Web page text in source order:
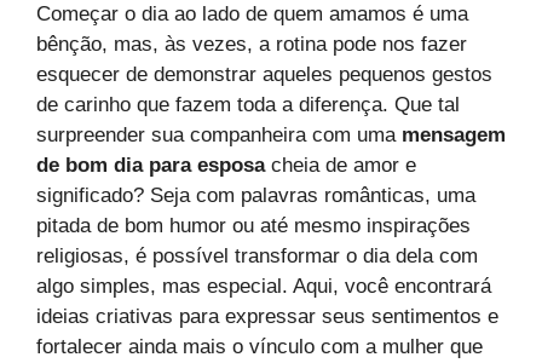
Começar o dia ao lado de quem amamos é uma
bênção, mas, às vezes, a rotina pode nos fazer
esquecer de demonstrar aqueles pequenos gestos
de carinho que fazem toda a diferença. Que tal
surpreender sua companheira com uma mensagem
de bom dia para esposacheia de amor e
significado? Seja com palavras românticas, uma
pitada de bom humor ou até mesmo inspirações
religiosas, é possível transformar o dia dela com
algo simples, mas especial. Aqui, você encontrará
ideias criativas para expressar seus sentimentos e
fortalecer ainda mais o vínculo com a mulher que